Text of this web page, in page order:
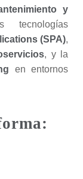
y
tecnologías
(SPA),
, y la
en entornos